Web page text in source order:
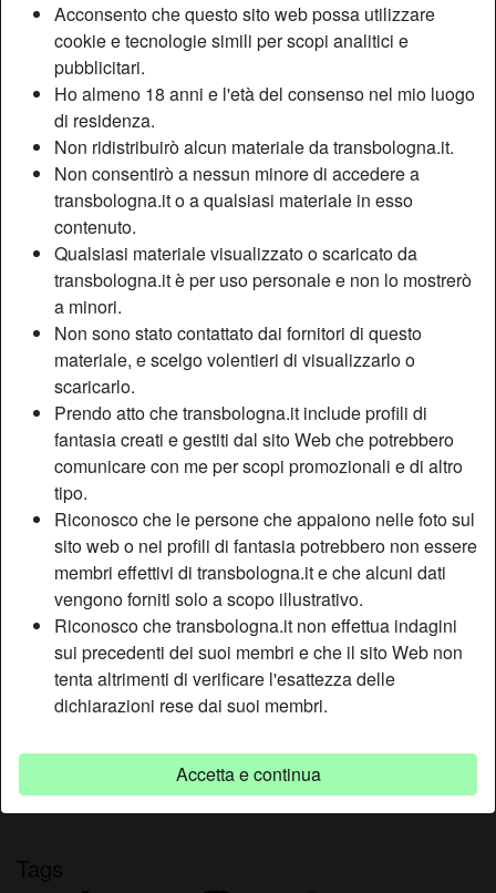
Acconsento che questo sito web possa utilizzare
cookie e tecnologie simili per scopi analitici e
pubblicitari.
Ho almeno 18 anni e l'età del consenso nel mio luogo
di residenza.
Non ridistribuirò alcun materiale da transbologna.it.
Non consentirò a nessun minore di accedere a
transbologna.it o a qualsiasi materiale in esso
contenuto.
Qualsiasi materiale visualizzato o scaricato da
transbologna.it è per uso personale e non lo mostrerò
a minori.
Non sono stato contattato dai fornitori di questo
materiale, e scelgo volentieri di visualizzarlo o
scaricarlo.
Prendo atto che transbologna.it include profili di
fantasia creati e gestiti dal sito Web che potrebbero
comunicare con me per scopi promozionali e di altro
tipo.
Riconosco che le persone che appaiono nelle foto sul
sito web o nei profili di fantasia potrebbero non essere
membri effettivi di transbologna.it e che alcuni dati
vengono forniti solo a scopo illustrativo.
Riconosco che transbologna.it non effettua indagini
sui precedenti dei suoi membri e che il sito Web non
tenta altrimenti di verificare l'esattezza delle
dichiarazioni rese dai suoi membri.
Accetta e continua
Nickname:
Età:
34
Paese:
Italia
Provincia:
Bologna
Sesso:
Shemale
Sessualità:
Relazione:
Single
Colore dei capelli:
Bionde
Colore degli occhi:
Castani
Depilata:
Fumatrice:
Sì
Descrizione
La mia vita mi piace, sono una femmina in carriera
affermata sia a livello lavorativo che familiare. Mi manca
quel sesso libero ed esagerato, che nella tranquillità
familiare non ho mai trovato. Scrivimi se sei interessato.
Sta cercando
Non ha specificato le sue preferenze